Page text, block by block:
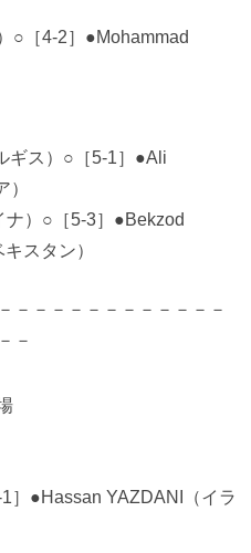
○［4-2］●Mohammad
ギス）○［5-1］●Ali
ナ）○［5-3］●Bekzod
スタン）
－－－－－－－－－－－－
－
］●Hassan YAZDANI（イラ